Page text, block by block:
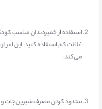
استفاده از خمیردندان مناسب
غلظت کم استفاده کنید. این امر
می‌کند.
محدود کردن مصرف شیرین‌جات